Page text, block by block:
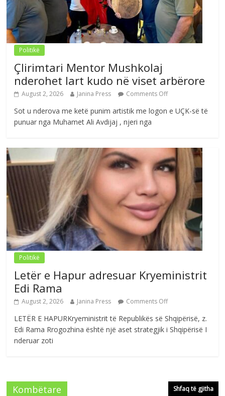
Politikë
Çlirimtari Mentor Mushkolaj
nderohet lart kudo në viset arbërore
August 2, 2026 Janina Press Comments Off
Sot u nderova me ketë punim artistik me logon e UÇK-së të
punuar nga Muhamet Ali Avdijaj , njeri nga
Politikë
Letër e Hapur adresuar Kryeministrit
Edi Rama
August 2, 2026 Janina Press Comments Off
LETËR E HAPURKryeministrit të Republikës së Shqipërisë, z.
Edi Rama Rrogozhina është një aset strategjik i Shqipërisë I
nderuar zoti
Kombëtare Shfaq të gjitha